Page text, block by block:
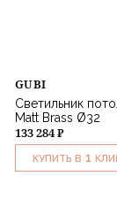
GUBI
Светильник
Matt Brass Ø32
133 284 ₽
КУПИТЬ В 1